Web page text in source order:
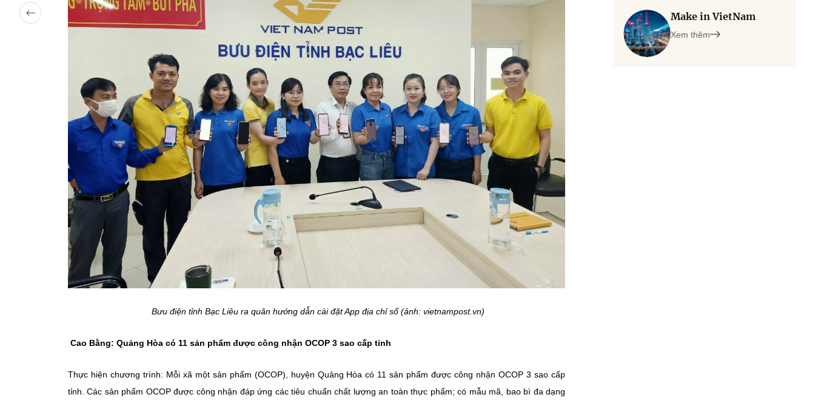
Bưu điện tỉnh Bạc Liêu ra quân hướng dẫn cài đặt App địa chỉ số (ảnh: vietnampost.vn)
Cao Bằng: Quảng Hòa có 11 sản phẩm được công nhận OCOP 3 sao cấp tỉnh
Thực hiện chương trình: Mỗi xã một sản phẩm (OCOP), huyện Quảng Hòa có 11 sản phẩm được công nhận OCOP 3 sao cấp
tỉnh. Các sản phẩm OCOP được công nhận đáp ứng các tiêu chuẩn chất lượng an toàn thực phẩm; có mẫu mã, bao bì đa dạng
Make in VietNam
Xem thêm